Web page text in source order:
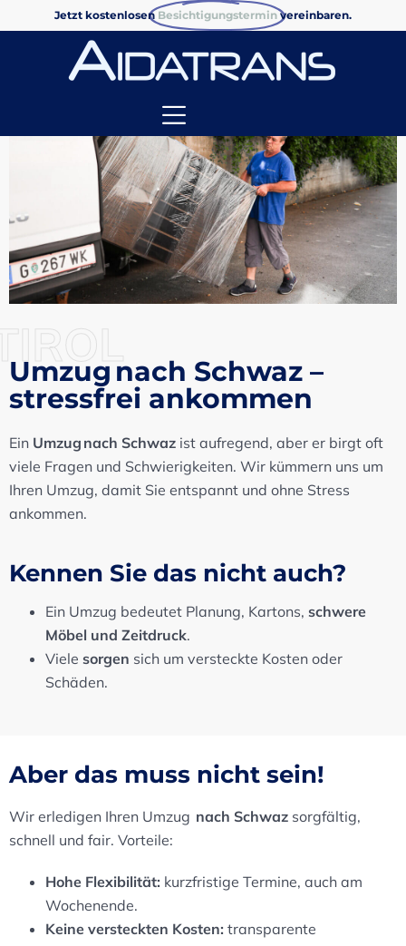
Jetzt kostenlosen Besichtigungstermin vereinbaren.
Umzug nach Schwaz –
stressfrei ankommen
Ein Umzug nach Schwaz ist aufregend, aber er birgt oft
viele Fragen und Schwierigkeiten. Wir kümmern uns um
Ihren Umzug, damit Sie entspannt und ohne Stress
ankommen.
Kennen Sie das nicht auch?
Ein Umzug bedeutet Planung, Kartons, schwere
Möbel und Zeitdruck.
Viele sorgen sich um versteckte Kosten oder
Schäden.
Aber das muss nicht sein!
Wir erledigen Ihren Umzug nach Schwaz sorgfältig,
schnell und fair. Vorteile:
Hohe Flexibilität: kurzfristige Termine, auch am
Wochenende.
Keine versteckten Kosten: transparente